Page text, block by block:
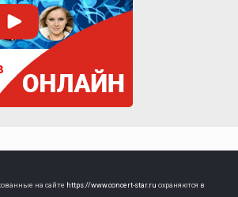
на сайте https://www.concert-star.ru охраняются в